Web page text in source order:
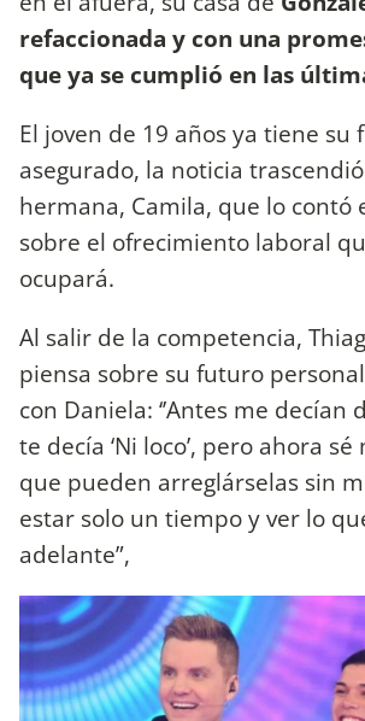
refaccionada y con una
que ya se cumplió en las
El joven de 19 años ya tiene su
asegurado, la noticia
hermana, Camila, que lo contó
sobre el ofrecimiento laboral
ocupará.
Al salir de la competencia,
piensa sobre su futuro
con Daniela: ‘’Antes me decían
te decía ‘Ni loco’, pero ahora
que pueden arreglárselas sin
estar solo un tiempo y ver lo
adelante”,